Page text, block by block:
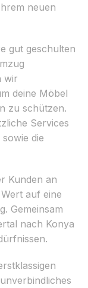
neuen
gut geschulten
wir
deine Möbel
zu schützen.
Services
die
Kunden an
auf eine
Gemeinsam
nach Konya